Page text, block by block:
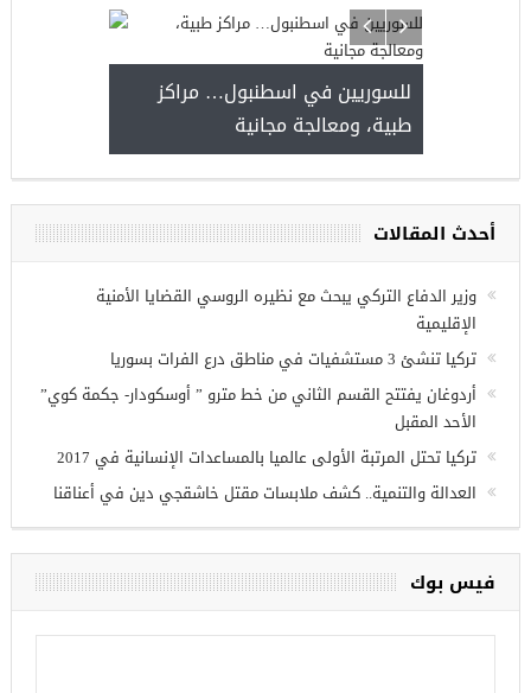
مجموعة فرص عمل للسوريين في
أحدث المقالات
وزير الدفاع التركي يبحث مع نظيره الروسي القضايا الأمنية
الإقليمية
تركيا تنشئ 3 مستشفيات في مناطق درع الفرات بسوريا
أردوغان يفتتح القسم الثاني من خط مترو ” أوسكودار- جكمة كوي”
تركيا تحتل المرتبة الأولى عالميا بالمساعدات الإنسانية في 2017
العدالة والتنمية.. كشف ملابسات مقتل خاشقجي دين في أعناقنا